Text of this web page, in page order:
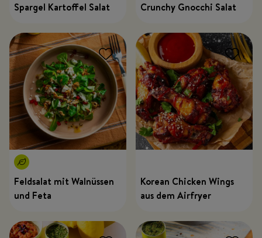
Spargel Kartoffel Salat Crunchy Gnocchi Salat
Feldsalat mit Walnüssen
und Feta
Korean Chicken Wings
aus dem Airfryer